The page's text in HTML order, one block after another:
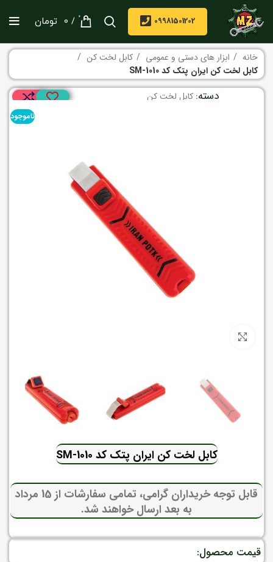
09981501202
0
/
0 تومان
خانه ابزار های دستی و عمومی
کابل لخت کن
کابل لخت کن ایران پتک کد SM-1010
دسته: کابل لخت کن
ناموجود
کابل لخت کن ایران پتک کد SM-1010
قابل توجه خریداران گرامی، تمامی سفارشات از 15 مرداد
به بعد ارسال خواهند شد.
قیمت محصول: